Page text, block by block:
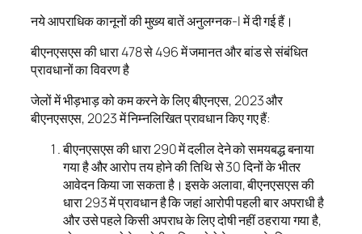
नये आपराधिक कानूनों की मुख्य बातें अनुलग्नक-I में दी गई हैं।
बीएनएसएस की धारा 478 से 496 में जमानत और बांड से संबंधित
प्रावधानों का विवरण है
जेलों में भीड़भाड़ को कम करने के लिए बीएनएस, 2023 और
बीएनएसएस, 2023 में निम्नलिखित प्रावधान किए गए हैं:
बीएनएसएस की धारा 290 में दलील देने को समयबद्ध बनाया
गया है और आरोप तय होने की तिथि से 30 दिनों के भीतर
आवेदन किया जा सकता है। इसके अलावा, बीएनएसएस की
धारा 293 में प्रावधान है कि जहां आरोपी पहली बार अपराधी है
और उसे पहले किसी अपराध के लिए दोषी नहीं ठहराया गया है,